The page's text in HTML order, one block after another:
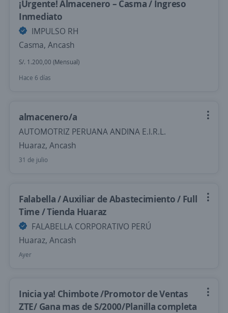
¡Urgente! Almacenero – Casma / Ingreso
Inmediato
IMPULSO RH
Casma, Ancash
S/. 1.200,00 (Mensual)
Hace 6 días
almacenero/a
AUTOMOTRIZ PERUANA ANDINA E.I.R.L.
Huaraz, Ancash
31 de julio
Falabella / Auxiliar de Abastecimiento / Full
Time / Tienda Huaraz
FALABELLA CORPORATIVO PERÚ
Huaraz, Ancash
Ayer
Inicia ya! Chimbote /Promotor de Ventas
ZTE/ Gana mas de S/2000/Planilla completa